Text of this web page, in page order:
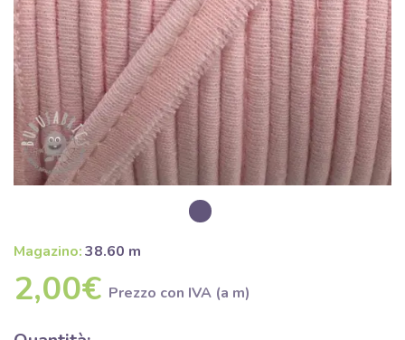
Magazino:38.60 m
2,00€ Prezzo con IVA (a m)